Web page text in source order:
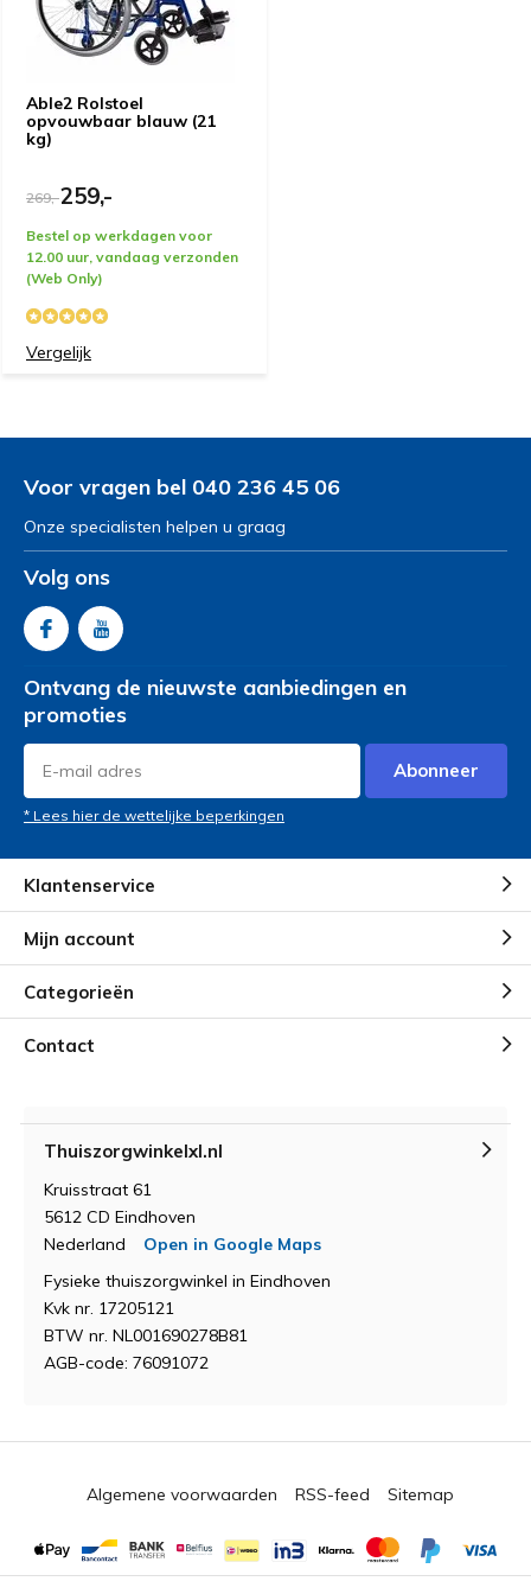
Able2 Rolstoel
opvouwbaar blauw (21
kg)
269,-259,-
Bestel op werkdagen voor
12.00 uur, vandaag verzonden
(Web Only)
Vergelijk
Voor vragen bel 040 236 45 06
Onze specialisten helpen u graag
Volg ons
Ontvang de nieuwste aanbiedingen en
promoties
Abonneer
* Lees hier de wettelijke beperkingen
Klantenservice
Mijn account
Categorieën
Contact
Thuiszorgwinkelxl.nl
Kruisstraat 61
5612 CD Eindhoven
Nederland
Open in Google Maps
Fysieke thuiszorgwinkel in Eindhoven
Kvk nr. 17205121
BTW nr. NL001690278B81
AGB-code: 76091072
Algemene voorwaarden RSS-feed Sitemap